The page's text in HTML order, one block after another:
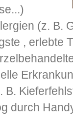
(z. B.
, erlebte
B.
durch